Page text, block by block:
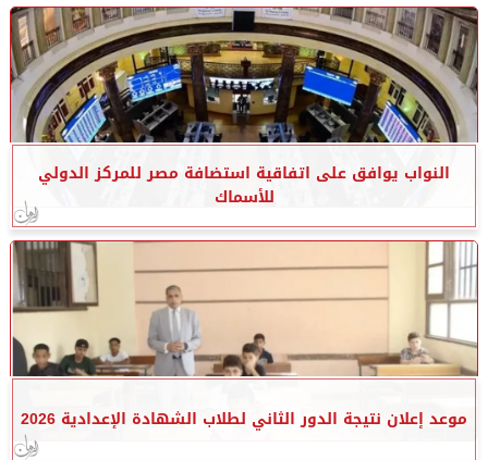
النواب يوافق على اتفاقية استضافة مصر للمركز الدولي
للأسماك
موعد إعلان نتيجة الدور الثاني لطلاب الشهادة الإعدادية 2026